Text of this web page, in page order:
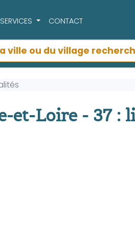
CONTACT
et-Loire - 37 :